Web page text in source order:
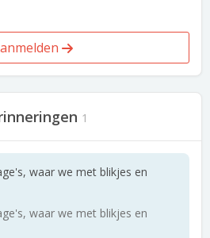
1
waar we met blikjes en
waar we met blikjes en